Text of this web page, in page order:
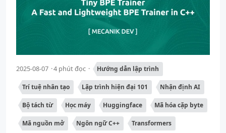
2025-08-07 4 phút đọc Hướng dẫn lập trình
Trí tuệ nhân tạo Lập trình hiện đại 101 Nhận định AI
Bộ tách từ Học máy Huggingface Mã hóa cặp byte
Mã nguồn mở Ngôn ngữ C++ Transformers